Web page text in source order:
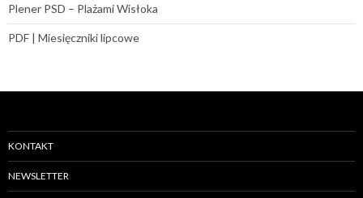
Plener PSD – Plażami Wisłoka
PDF | Miesięczniki lipcowe
KONTAKT
NEWSLETTER